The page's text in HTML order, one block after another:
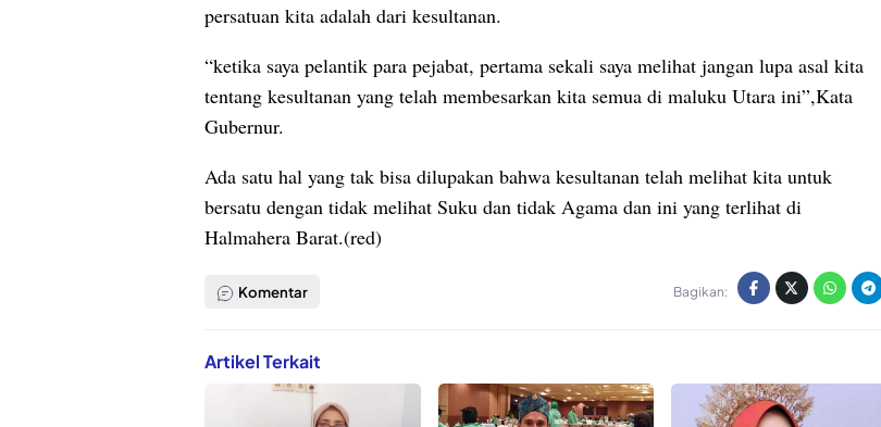
persatuan kita adalah dari kesultanan.
“ketika saya pelantik para pejabat, pertama sekali saya melihat jangan lupa asal kita
tentang kesultanan yang telah membesarkan kita semua di maluku Utara ini”,Kata
Gubernur.
Ada satu hal yang tak bisa dilupakan bahwa kesultanan telah melihat kita untuk
bersatu dengan tidak melihat Suku dan tidak Agama dan ini yang terlihat di
Halmahera Barat.(red)
Komentar Bagikan:
Artikel Terkait